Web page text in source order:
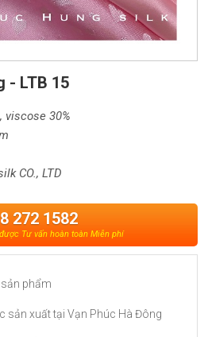
- LTB 15
viscose30%
CO., LTD
272 1582
Tư vấn hoàn toàn Miễn phí
phẩm
sản xuất tại Vạn Phúc Hà Đông